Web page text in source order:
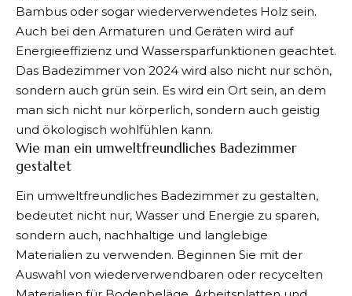
Bambus oder sogar wiederverwendetes Holz sein.
Auch bei den Armaturen und Geräten wird auf
Energieeffizienz und Wassersparfunktionen geachtet.
Das Badezimmer von 2024 wird also nicht nur schön,
sondern auch grün sein. Es wird ein Ort sein, an dem
man sich nicht nur körperlich, sondern auch geistig
und ökologisch wohlfühlen kann.
Wie man ein umweltfreundliches Badezimmer
gestaltet
Ein umweltfreundliches Badezimmer zu gestalten,
bedeutet nicht nur, Wasser und Energie zu sparen,
sondern auch, nachhaltige und langlebige
Materialien zu verwenden. Beginnen Sie mit der
Auswahl von wiederverwendbaren oder recycelten